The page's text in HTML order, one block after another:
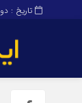
تاریخ : دوشنبه, ۱۹
برگه